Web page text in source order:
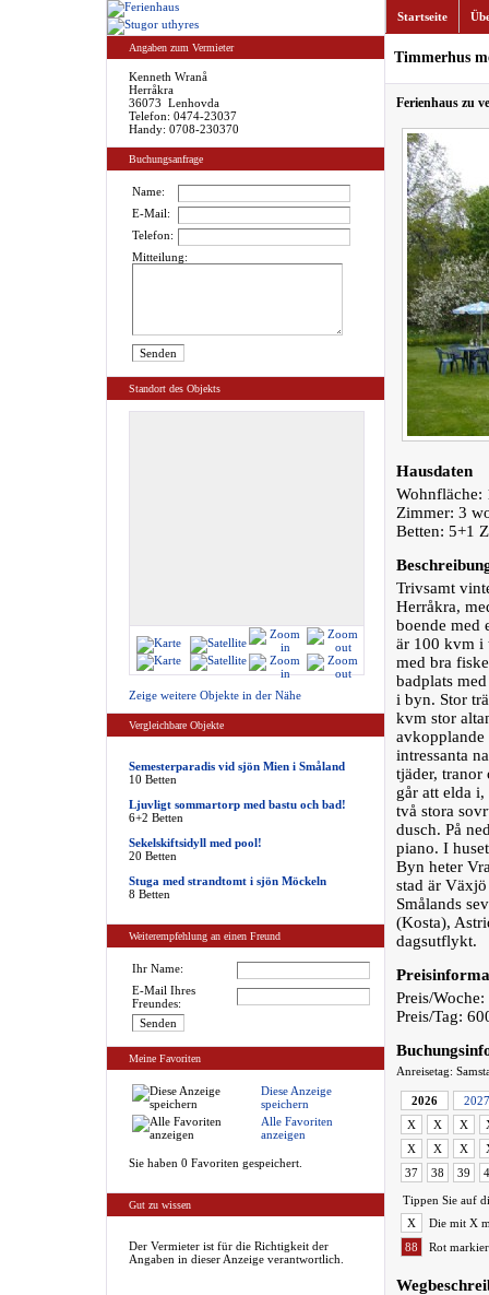
Angaben zum Vermieter
Kenneth Wranå
Herråkra
36073 Lenhovda
Telefon: 0474-23037
Handy: 0708-230370
Buchungsanfrage
Name:
E-Mail:
Telefon:
Mitteilung:
Standort des Objekts
Zeige weitere Objekte in der Nähe
Vergleichbare Objekte
Semesterparadis vid sjön Mien i Småland
10 Betten
Ljuvligt sommartorp med bastu och bad!
6+2 Betten
Sekelskiftsidyll med pool!
20 Betten
Stuga med strandtomt i sjön Möckeln
8 Betten
Weiterempfehlung an einen Freund
Ihr Name:
E-Mail Ihres
Freundes:
Meine Favoriten
Diese Anzeige
speichern
Alle Favoriten
anzeigen
Sie haben 0 Favoriten gespeichert.
Gut zu wissen
Der Vermieter ist für die Richtigkeit der
Angaben in dieser Anzeige verantwortlich.
Startseite
Timmerhus
Ferienhaus zu
Hausdaten
Wohnfläche:
Zimmer: 3
Betten: 5+1
Trivsamt
Herråkra,
boende med
är 100 kvm i
med bra
badplats
i byn. Stor
kvm stor
avkopplande
intressanta
tjäder, tranor
går att elda
två stora
dusch. På
piano. I
Byn heter
stad är
Smålands
(Kosta),
dagsutflykt.
Preis/
Preis/Tag:
Anreisetag:
2026
2027
X
X X
X
X X
37
38 39
Tippen Sie auf
X
Die mit X
88
Rot